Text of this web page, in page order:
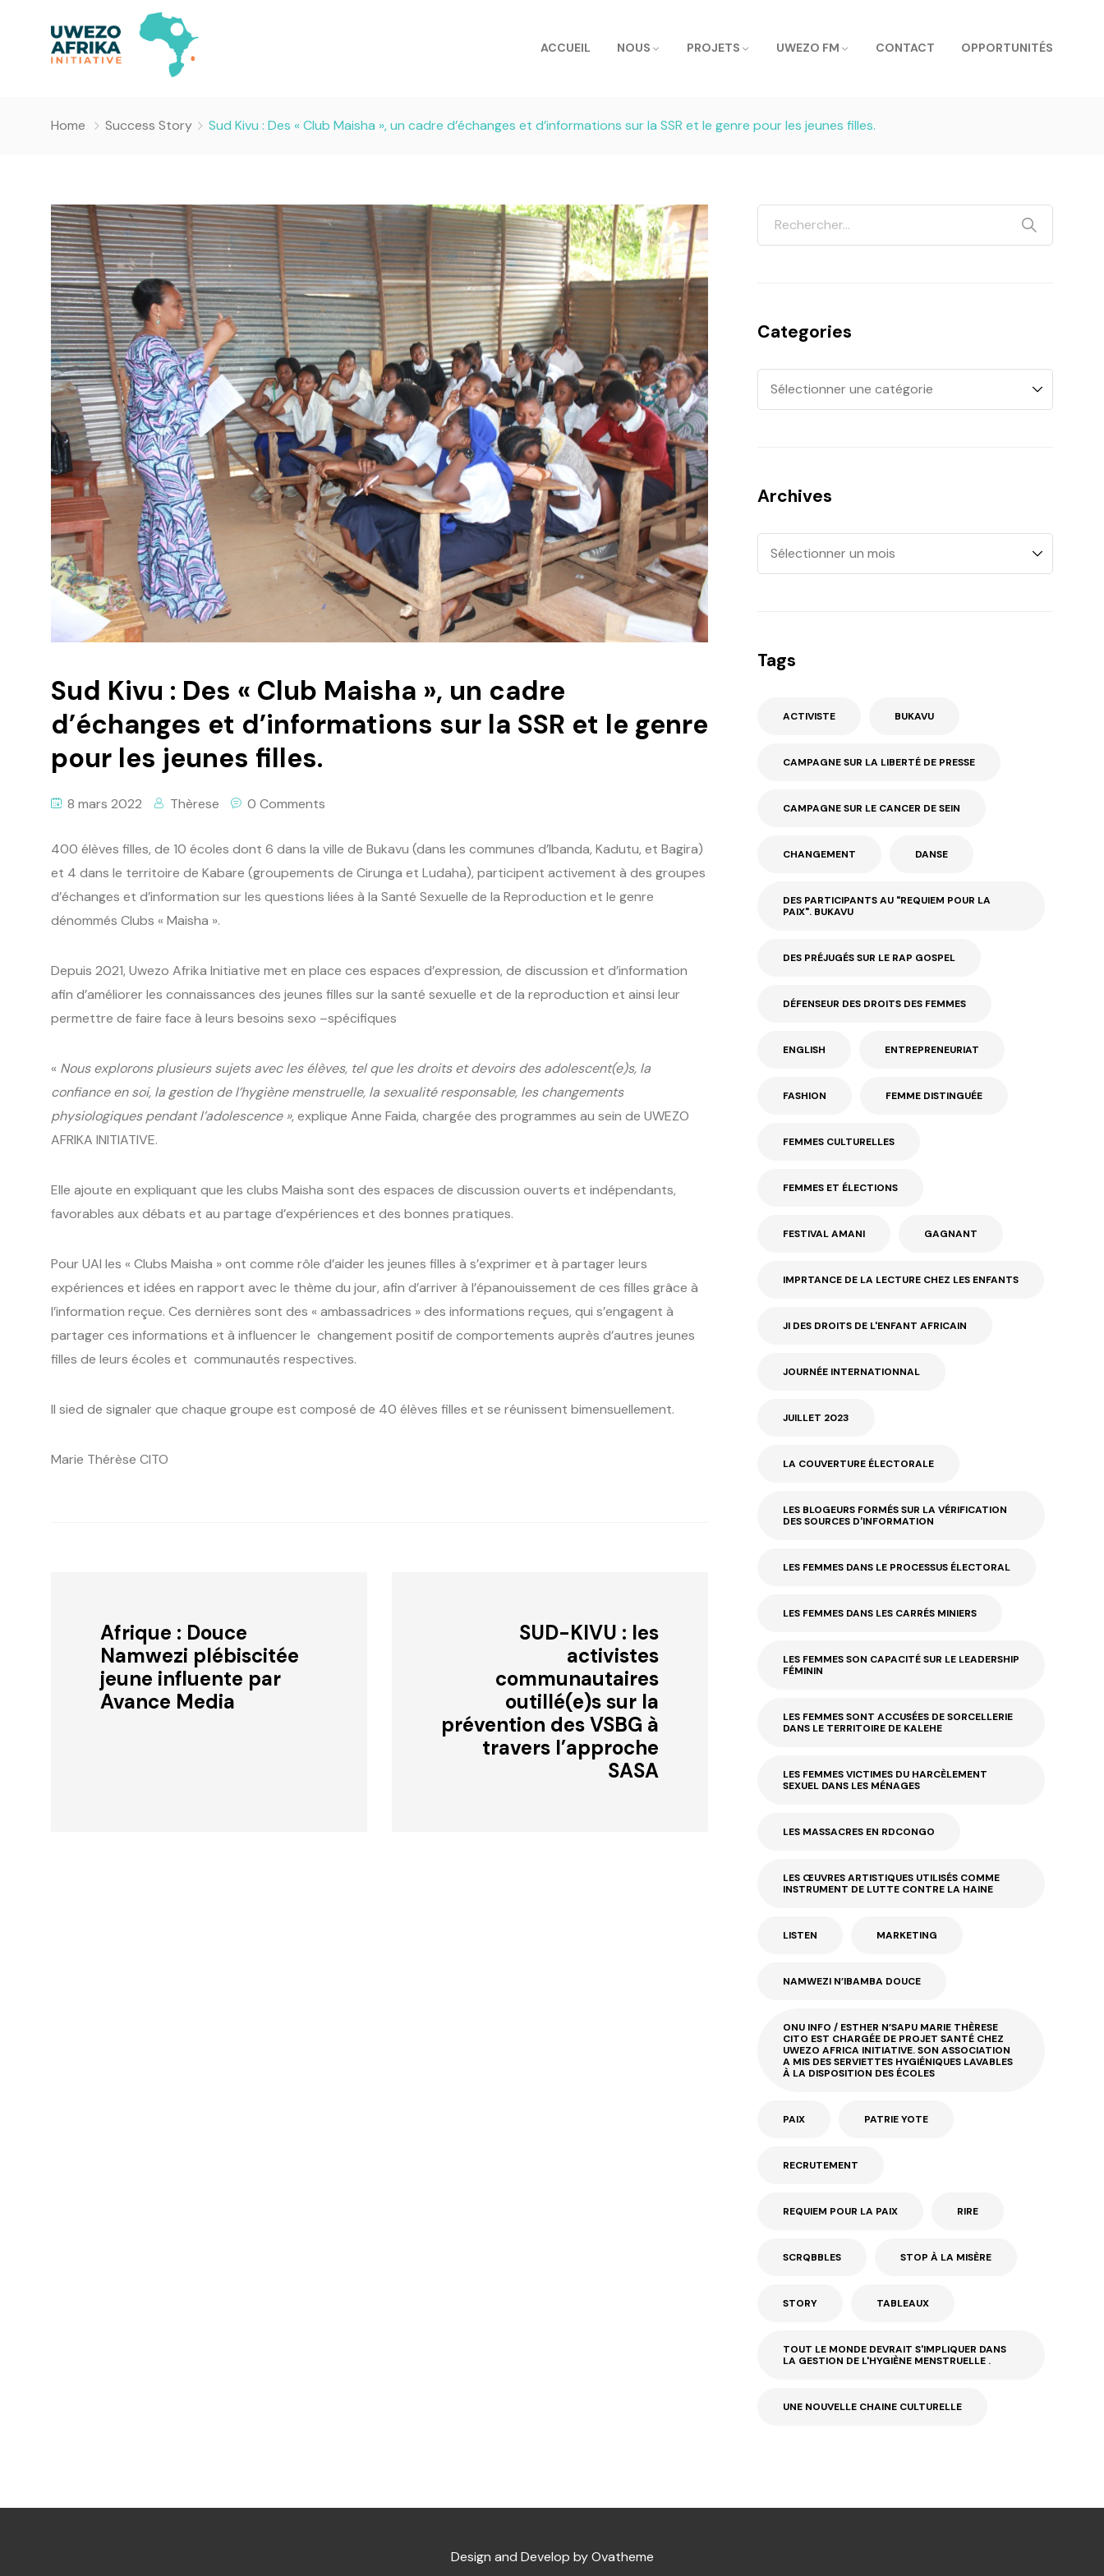
ACCUEIL NOUS PROJETS UWEZO FM CONTACT OPPORTUNITÉS
Home Success Story Sud Kivu : Des « Club Maisha », un cadre d’échanges et d’informations sur la SSR et le genre pour les jeunes filles.
Sud Kivu : Des « Club Maisha », un cadre
d’échanges et d’informations sur la SSR et le genre
pour les jeunes filles.
8 mars 2022 Thèrese 0 Comments
400 élèves filles, de 10 écoles dont 6 dans la ville de Bukavu (dans les communes d’Ibanda, Kadutu, et Bagira)
et 4 dans le territoire de Kabare (groupements de Cirunga et Ludaha), participent activement à des groupes
d’échanges et d’information sur les questions liées à la Santé Sexuelle de la Reproduction et le genre
dénommés Clubs « Maisha ».
Depuis 2021, Uwezo Afrika Initiative met en place ces espaces d’expression, de discussion et d’information
afin d’améliorer les connaissances des jeunes filles sur la santé sexuelle et de la reproduction et ainsi leur
permettre de faire face à leurs besoins sexo –spécifiques
« Nous explorons plusieurs sujets avec les élèves, tel que les droits et devoirs des adolescent(e)s, la
confiance en soi, la gestion de l’hygiène menstruelle, la sexualité responsable, les changements
physiologiques pendant l’adolescence », explique Anne Faida, chargée des programmes au sein de UWEZO
AFRIKA INITIATIVE.
Elle ajoute en expliquant que les clubs Maisha sont des espaces de discussion ouverts et indépendants,
favorables aux débats et au partage d’expériences et des bonnes pratiques.
Pour UAI les « Clubs Maisha » ont comme rôle d’aider les jeunes filles à s’exprimer et à partager leurs
expériences et idées en rapport avec le thème du jour, afin d’arriver à l’épanouissement de ces filles grâce à
l’information reçue. Ces dernières sont des « ambassadrices » des informations reçues, qui s’engagent à
partager ces informations et à influencer le changement positif de comportements auprès d’autres jeunes
filles de leurs écoles et communautés respectives.
Il sied de signaler que chaque groupe est composé de 40 élèves filles et se réunissent bimensuellement.
Marie Thérèse CITO
Afrique : Douce
Namwezi plébiscitée
jeune influente par
Avance Media
SUD-KIVU : les
activistes
communautaires
outillé(e)s sur la
prévention des VSBG à
travers l’approche
SASA
Categories
Archives
Tags
ACTIVISTE BUKAVU
CAMPAGNE SUR LA LIBERTÉ DE PRESSE
CAMPAGNE SUR LE CANCER DE SEIN
CHANGEMENT DANSE
DES PARTICIPANTS AU "REQUIEM POUR LA
PAIX". BUKAVU
DES PRÉJUGÉS SUR LE RAP GOSPEL
DÉFENSEUR DES DROITS DES FEMMES
ENGLISH ENTREPRENEURIAT
FASHION FEMME DISTINGUÉE
FEMMES CULTURELLES
FEMMES ET ÉLECTIONS
FESTIVAL AMANI GAGNANT
IMPRTANCE DE LA LECTURE CHEZ LES ENFANTS
JI DES DROITS DE L'ENFANT AFRICAIN
JOURNÉE INTERNATIONNAL
JUILLET 2023
LA COUVERTURE ÉLECTORALE
LES BLOGEURS FORMÉS SUR LA VÉRIFICATION
DES SOURCES D'INFORMATION
LES FEMMES DANS LE PROCESSUS ÉLECTORAL
LES FEMMES DANS LES CARRÉS MINIERS
LES FEMMES SON CAPACITÉ SUR LE LEADERSHIP
FÉMININ
LES FEMMES SONT ACCUSÉES DE SORCELLERIE
DANS LE TERRITOIRE DE KALEHE
LES FEMMES VICTIMES DU HARCÈLEMENT
SEXUEL DANS LES MÉNAGES
LES MASSACRES EN RDCONGO
LES ŒUVRES ARTISTIQUES UTILISÉS COMME
INSTRUMENT DE LUTTE CONTRE LA HAINE
LISTEN MARKETING
NAMWEZI N’IBAMBA DOUCE
ONU INFO / ESTHER N’SAPU MARIE THÈRESE
CITO EST CHARGÉE DE PROJET SANTÉ CHEZ
UWEZO AFRICA INITIATIVE. SON ASSOCIATION
A MIS DES SERVIETTES HYGIÉNIQUES LAVABLES
À LA DISPOSITION DES ÉCOLES
PAIX PATRIE YOTE
RECRUTEMENT
REQUIEM POUR LA PAIX RIRE
SCRQBBLES STOP À LA MISÈRE
STORY TABLEAUX
TOUT LE MONDE DEVRAIT S'IMPLIQUER DANS
LA GESTION DE L'HYGIÈNE MENSTRUELLE .
UNE NOUVELLE CHAINE CULTURELLE
Design and Develop by Ovatheme